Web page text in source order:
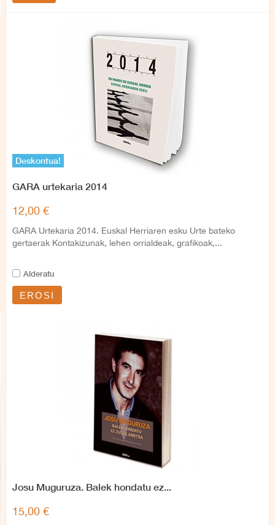
Deskontua!
GARA urtekaria 2014
12,00 €
GARA Urtekaria 2014. Euskal Herriaren esku Urte bateko
gertaerak Kontakizunak, lehen orrialdeak, grafikoak,...
Alderatu
EROSI
Josu Muguruza. Balek hondatu ez...
15,00 €